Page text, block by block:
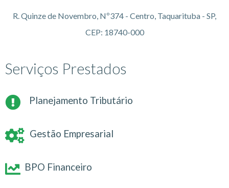
R. Quinze de Novembro, Nº374 - Centro, Taquarituba - SP,
CEP: 18740-000
Serviços Prestados
Planejamento Tributário
Gestão Empresarial
BPO Financeiro